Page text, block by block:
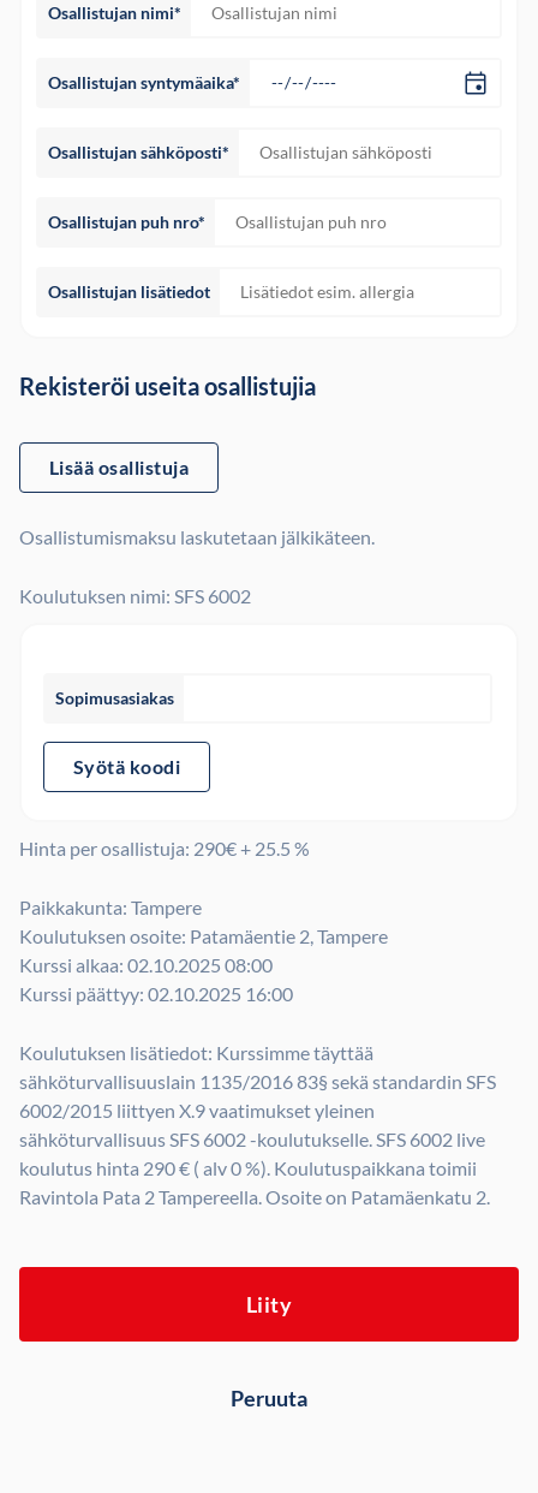
Osallistujan nimi*
Osallistujan syntymäaika*
Osallistujan sähköposti*
Osallistujan puh nro*
Osallistujan lisätiedot
Rekisteröi useita osallistujia
Lisää osallistuja
Osallistumismaksu laskutetaan jälkikäteen.
Koulutuksen nimi: SFS 6002
Sopimusasiakas
Syötä koodi
Hinta per osallistuja: 290€ + 25.5 %
Paikkakunta: Tampere
Koulutuksen osoite: Patamäentie 2, Tampere
Kurssi alkaa: 02.10.2025 08:00
Kurssi päättyy: 02.10.2025 16:00
Koulutuksen lisätiedot: Kurssimme täyttää
sähköturvallisuuslain 1135/2016 83§ sekä standardin SFS
6002/2015 liittyen X.9 vaatimukset yleinen
sähköturvallisuus SFS 6002 -koulutukselle. SFS 6002 live
koulutus hinta 290 € ( alv 0 %). Koulutuspaikkana toimii
Ravintola Pata 2 Tampereella. Osoite on Patamäenkatu 2.
Peruuta
Liity